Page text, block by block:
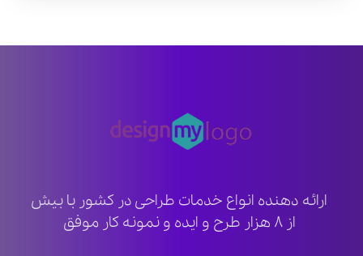
ارائه دهنده انواع خدمات طراحی در کشور با بیش
از ۸ هزار طرح و ایده و نمونه کار موفق